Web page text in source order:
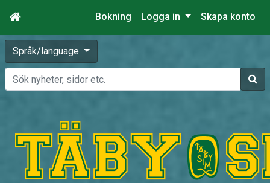
Bokning Logga in Skapa konto
Språk/language
Sök